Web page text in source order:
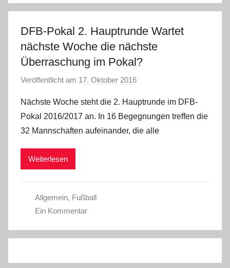
DFB-Pokal 2. Hauptrunde Wartet
nächste Woche die nächste
Überraschung im Pokal?
Veröffentlicht am 17. Oktober 2016
n
C
W
Nächste Woche steht die 2. Hauptrunde im DFB-
Pokal 2016/2017 an. In 16 Begegnungen treffen die
32 Mannschaften aufeinander, die alle
Weiterlesen
Allgemein, Fußball
Ein Kommentar